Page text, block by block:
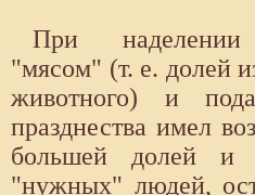
При наделении
"мясом" (т. е. долей
животного) и
празднества имел
большей долей и
"нужных" людей,